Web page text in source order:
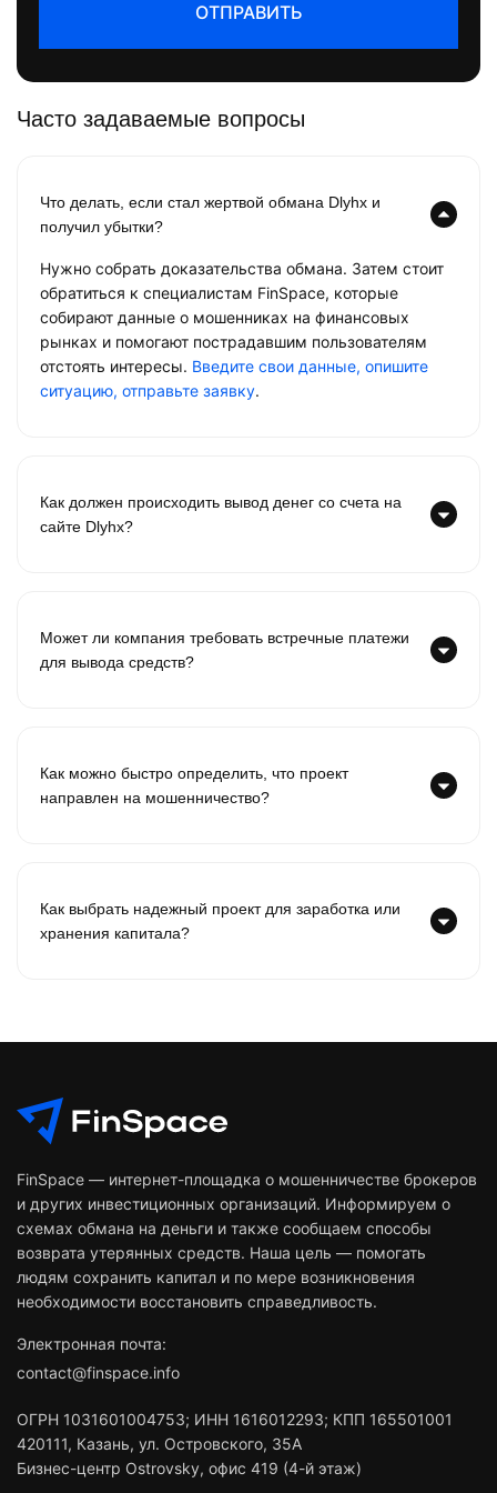
ОТПРАВИТЬ
Часто задаваемые вопросы
Что делать, если стал жертвой обмана Dlyhx и
получил убытки?
Нужно собрать доказательства обмана. Затем стоит
обратиться к специалистам FinSpace, которые
собирают данные о мошенниках на финансовых
рынках и помогают пострадавшим пользователям
отстоять интересы. Введите свои данные, опишите
ситуацию, отправьте заявку.
Как должен происходить вывод денег со счета на
сайте Dlyhx?
Может ли компания требовать встречные платежи
для вывода средств?
Как можно быстро определить, что проект
направлен на мошенничество?
Как выбрать надежный проект для заработка или
хранения капитала?
FinSpace — интернет-площадка о мошенничестве брокеров
и других инвестиционных организаций. Информируем о
схемах обмана на деньги и также сообщаем способы
возврата утерянных средств. Наша цель — помогать
людям сохранить капитал и по мере возникновения
необходимости восстановить справедливость.
Электронная почта:
contact@finspace.info
ОГРН 1031601004753; ИНН 1616012293; КПП 165501001
420111, Казань, ул. Островского, 35А
Бизнес-центр Ostrovsky, офис 419 (4-й этаж)